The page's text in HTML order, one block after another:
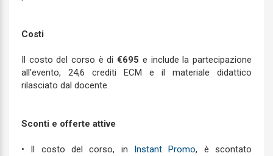
Costi
Il costo del corso è di€695 e include la partecipazione
all'evento, 24,6 crediti ECM e il materiale didattico
rilasciato dal docente.
Sconti e offerte attive
• Il costo del corso, in Instant Promo, è scontato